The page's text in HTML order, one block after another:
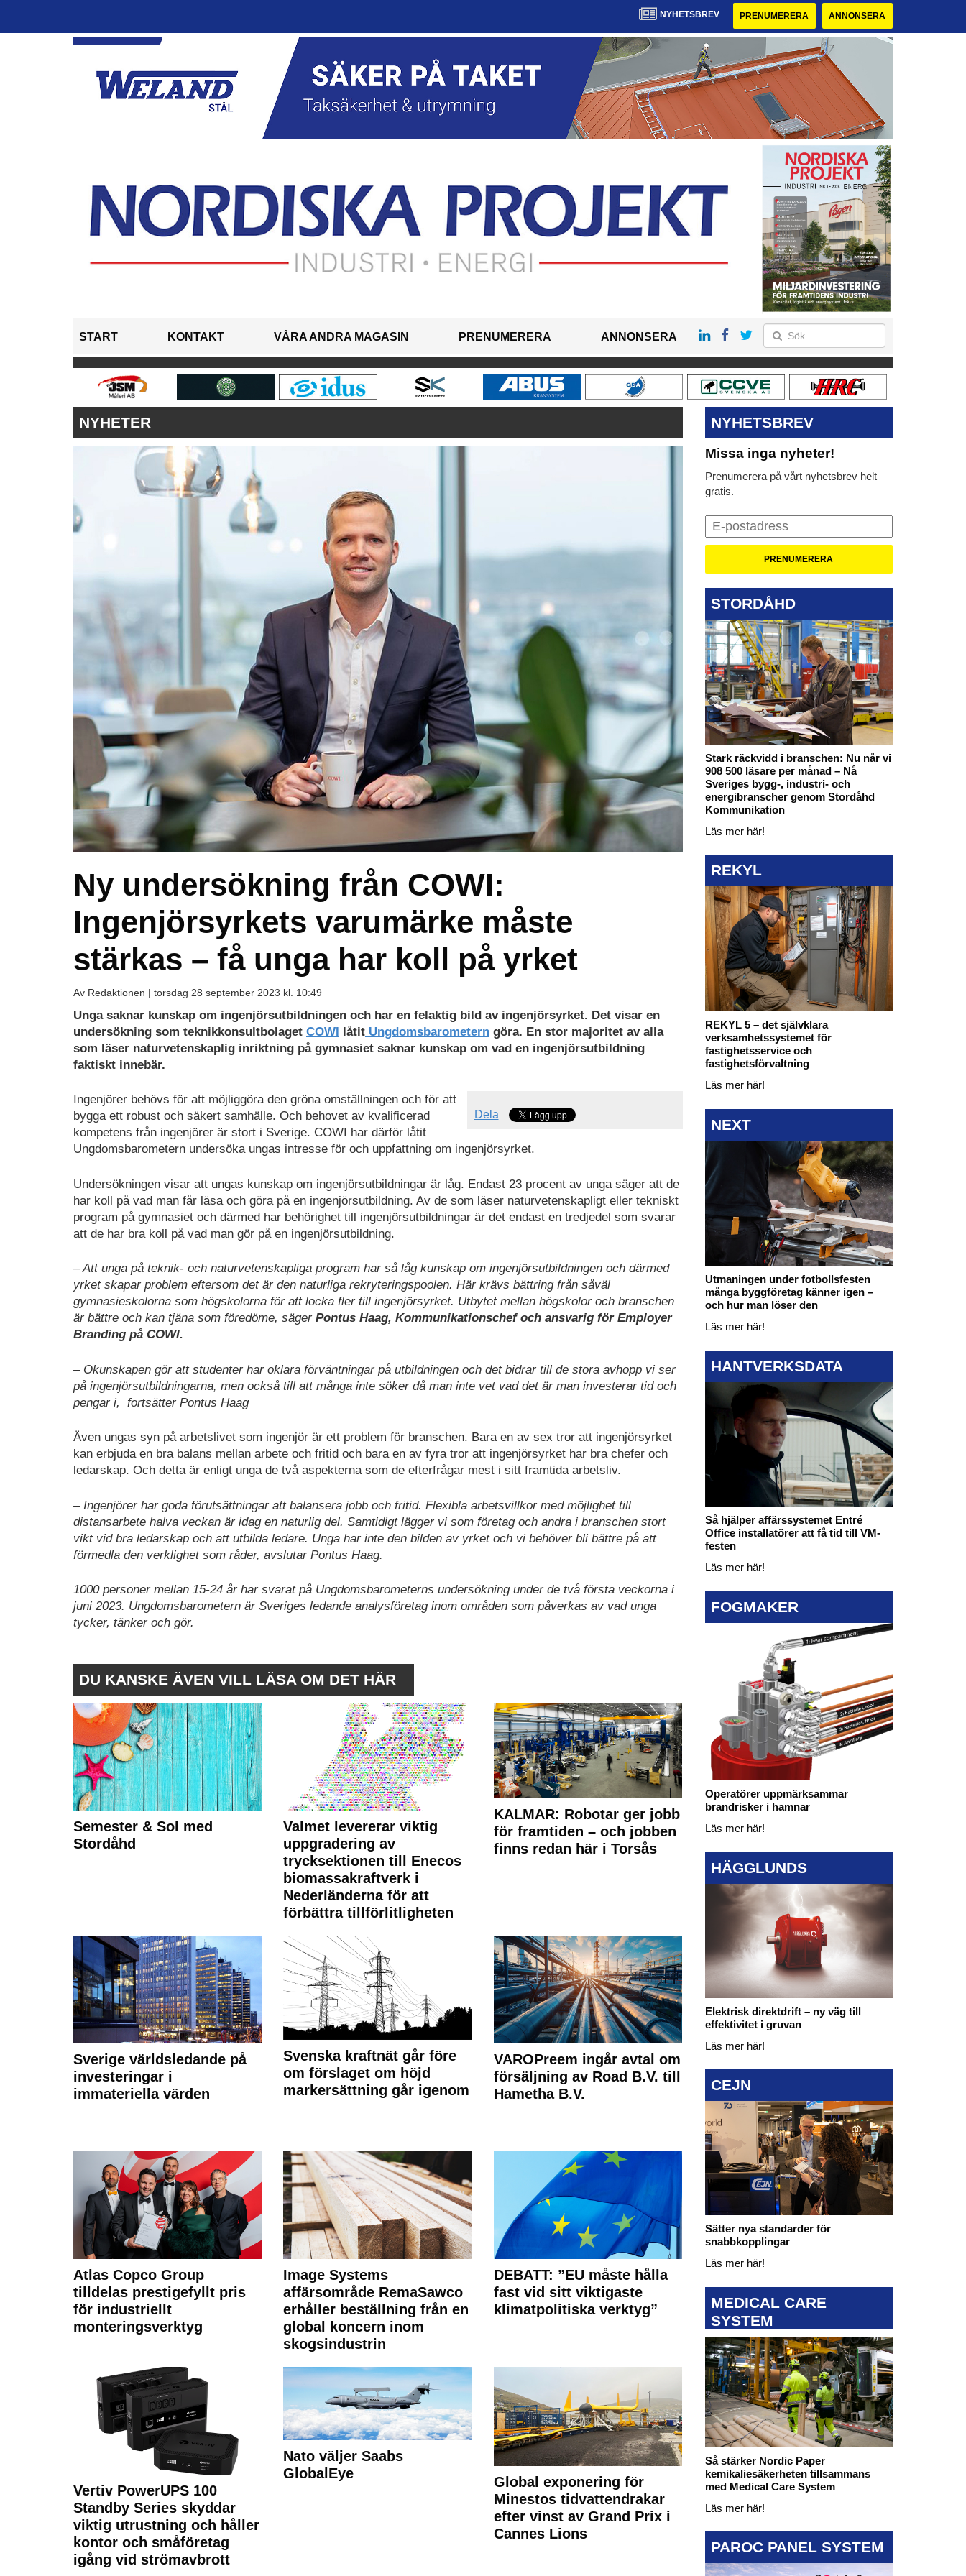
NYHETSBREV PRENUMERERA ANNONSERA
START KONTAKT VÅRA ANDRA MAGASIN PRENUMERERA ANNONSERA
NYHETER
Ny undersökning från COWI:
Ingenjörsyrkets varumärke måste
stärkas – få unga har koll på yrket
Av Redaktionen | torsdag 28 september 2023 kl. 10:49
Unga saknar kunskap om ingenjörsutbildningen och har en felaktig bild av ingenjörsyrket. Det visar en
undersökning som teknikkonsultbolaget COWI låtit Ungdomsbarometern göra. En stor majoritet av alla
som läser naturvetenskaplig inriktning på gymnasiet saknar kunskap om vad en ingenjörsutbildning
faktiskt innebär.
Dela
Ingenjörer behövs för att möjliggöra den gröna omställningen och för att
bygga ett robust och säkert samhälle. Och behovet av kvalificerad
kompetens från ingenjörer är stort i Sverige. COWI har därför låtit
Ungdomsbarometern undersöka ungas intresse för och uppfattning om ingenjörsyrket.
Undersökningen visar att ungas kunskap om ingenjörsutbildningar är låg. Endast 23 procent av unga säger att de
har koll på vad man får läsa och göra på en ingenjörsutbildning. Av de som läser naturvetenskapligt eller tekniskt
program på gymnasiet och därmed har behörighet till ingenjörsutbildningar är det endast en tredjedel som svarar
att de har bra koll på vad man gör på en ingenjörsutbildning.
– Att unga på teknik- och naturvetenskapliga program har så låg kunskap om ingenjörsutbildningen och därmed
yrket skapar problem eftersom det är den naturliga rekryteringspoolen. Här krävs bättring från såväl
gymnasieskolorna som högskolorna för att locka fler till ingenjörsyrket. Utbytet mellan högskolor och branschen
är bättre och kan tjäna som föredöme, sägerPontus Haag, Kommunikationschef och ansvarig för Employer
Branding på COWI.
– Okunskapen gör att studenter har oklara förväntningar på utbildningen och det bidrar till de stora avhopp vi ser
på ingenjörsutbildningarna, men också till att många inte söker då man inte vet vad det är man investerar tid och
pengar i, fortsätter Pontus Haag
Även ungas syn på arbetslivet som ingenjör är ett problem för branschen. Bara en av sex tror att ingenjörsyrket
kan erbjuda en bra balans mellan arbete och fritid och bara en av fyra tror att ingenjörsyrket har bra chefer och
ledarskap. Och detta är enligt unga de två aspekterna som de efterfrågar mest i sitt framtida arbetsliv.
– Ingenjörer har goda förutsättningar att balansera jobb och fritid. Flexibla arbetsvillkor med möjlighet till
distansarbete halva veckan är idag en naturlig del. Samtidigt lägger vi som företag och andra i branschen stort
vikt vid bra ledarskap och att utbilda ledare. Unga har inte den bilden av yrket och vi behöver bli bättre på att
förmedla den verklighet som råder, avslutar Pontus Haag.
1000 personer mellan 15-24 år har svarat på Ungdomsbarometerns undersökning under de två första veckorna i
juni 2023. Ungdomsbarometern är Sveriges ledande analysföretag inom områden som påverkas av vad unga
tycker, tänker och gör.
DU KANSKE ÄVEN VILL LÄSA OM DET HÄR
Semester & Sol med
Stordåhd
Valmet levererar viktig
uppgradering av
trycksektionen till Enecos
biomassakraftverk i
Nederländerna för att
förbättra tillförlitligheten
KALMAR: Robotar ger jobb
för framtiden – och jobben
finns redan här i Torsås
Sverige världsledande på
investeringar i
immateriella värden
Svenska kraftnät går före
om förslaget om höjd
markersättning går igenom
VAROPreem ingår avtal om
försäljning av Road B.V. till
Hametha B.V.
Atlas Copco Group
tilldelas prestigefyllt pris
för industriellt
monteringsverktyg
Image Systems
affärsområde RemaSawco
erhåller beställning från en
global koncern inom
skogsindustrin
DEBATT: ”EU måste hålla
fast vid sitt viktigaste
klimatpolitiska verktyg”
Vertiv PowerUPS 100
Standby Series skyddar
viktig utrustning och håller
kontor och småföretag
igång vid strömavbrott
Nato väljer Saabs
GlobalEye
Global exponering för
Minestos tidvattendrakar
efter vinst av Grand Prix i
Cannes Lions
NYHETSBREV
Missa inga nyheter!
Prenumerera på vårt nyhetsbrev helt
gratis.
STORDÅHD
Stark räckvidd i branschen: Nu når vi
908 500 läsare per månad – Nå
Sveriges bygg-, industri- och
energibranscher genom Stordåhd
Kommunikation
Läs mer här!
REKYL
REKYL 5 – det självklara
verksamhetssystemet för
fastighetsservice och
fastighetsförvaltning
Läs mer här!
NEXT
Utmaningen under fotbollsfesten
många byggföretag känner igen –
och hur man löser den
Läs mer här!
HANTVERKSDATA
Så hjälper affärssystemet Entré
Office installatörer att få tid till VM-
festen
Läs mer här!
FOGMAKER
Operatörer uppmärksammar
brandrisker i hamnar
Läs mer här!
HÄGGLUNDS
Elektrisk direktdrift – ny väg till
effektivitet i gruvan
Läs mer här!
CEJN
Sätter nya standarder för
snabbkopplingar
Läs mer här!
MEDICAL CARE
SYSTEM
Så stärker Nordic Paper
kemikaliesäkerheten tillsammans
med Medical Care System
Läs mer här!
PAROC PANEL SYSTEM